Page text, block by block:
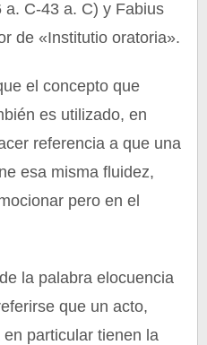
a. C-43 a. C) y Fabius
de «Institutio oratoria».
el concepto que
es utilizado, en
referencia a que una
esa misma fluidez,
pero en el
la palabra elocuencia
que un acto,
particular tienen la